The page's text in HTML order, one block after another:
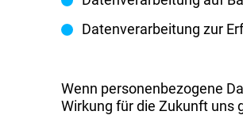
Datenverarbeitung zur
Wenn personenbezogene
Wirkung für die Zukunft uns